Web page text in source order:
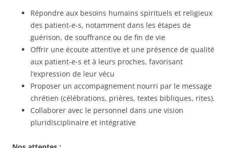
Répondre aux besoins humains spirituels et religieux
des patient-e-s, notamment dans les étapes de
guérison, de souffrance ou de fin de vie
Offrir une écoute attentive et une présence de qualité
aux patient-e-s et à leurs proches, favorisant
l’expression de leur vécu
Proposer un accompagnement nourri par le message
chrétien (célébrations, prières, textes bibliques, rites).
Collaborer avec le personnel dans une vision
pluridisciplinaire et intégrative